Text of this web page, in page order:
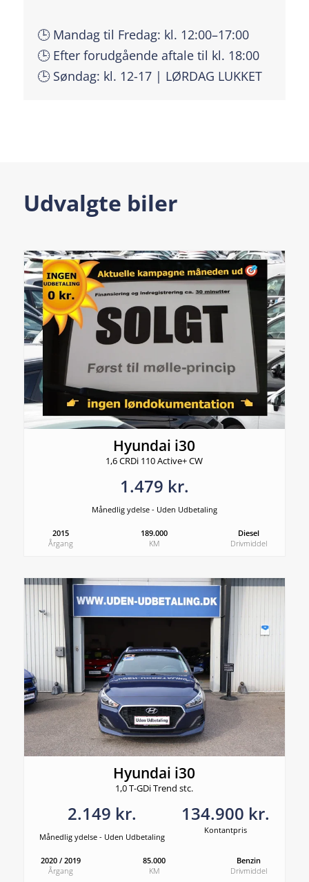
🕒 Mandag til Fredag: kl. 12:00–17:00
🕒 Efter forudgående aftale til kl. 18:00
🕒 Søndag: kl. 12-17 | LØRDAG LUKKET
Udvalgte biler
Hyundai i30
1,6 CRDi 110 Active+ CW
1.479 kr.
Månedlig ydelse - Uden Udbetaling
2015
Årgang
189.000
KM
Diesel
Drivmiddel
Hyundai i30
1,0 T-GDi Trend stc.
2.149 kr.
Månedlig ydelse - Uden Udbetaling
134.900 kr.
Kontantpris
2020 / 2019
Årgang
85.000
KM
Benzin
Drivmiddel